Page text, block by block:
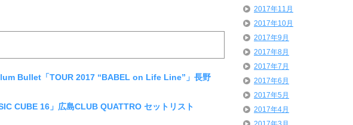
Bullet「TOUR 2017 “BABEL on Life Line”」長野
CUBE 16」広島CLUB QUATTRO セットリスト
2017年11月
2017年10月
2017年9月
2017年8月
2017年7月
2017年6月
2017年5月
2017年4月